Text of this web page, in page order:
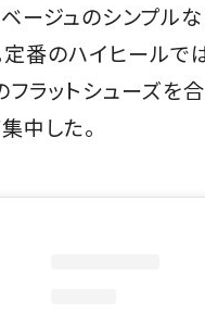
ージュのシンプル
定番のハイヒールで
フラットシューズを
中した。